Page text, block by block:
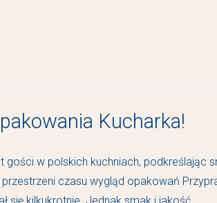
Kucharka!
gości w polskich kuchniach, podkreślając
czasu wygląd opakowań